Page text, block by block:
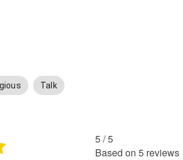
Talk
5 /5
Based on 5 reviews